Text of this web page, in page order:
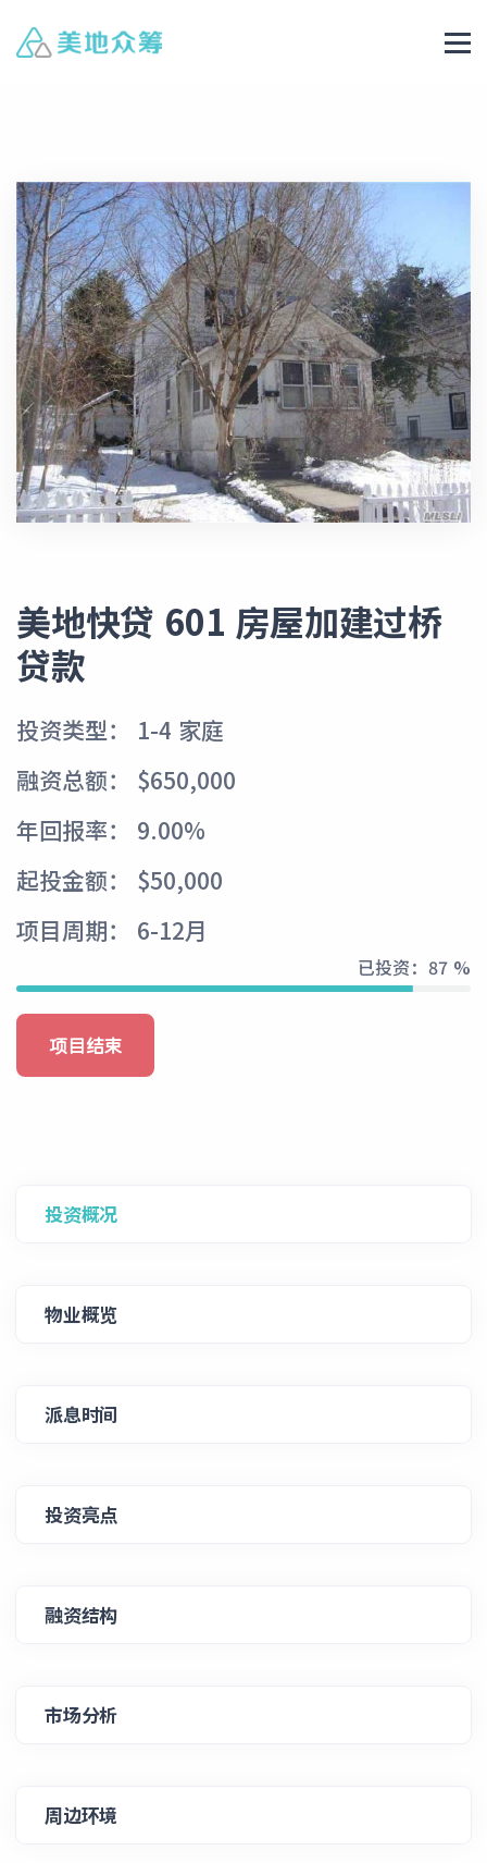
美地快贷 601 房屋加建过桥
贷款
投资类型： 1-4 家庭
融资总额： $650,000
年回报率： 9.00%
起投金额： $50,000
项目周期： 6-12月
已投资： 96 %
项目结束
投资概况
物业概览
派息时间
投资亮点
融资结构
市场分析
周边环境